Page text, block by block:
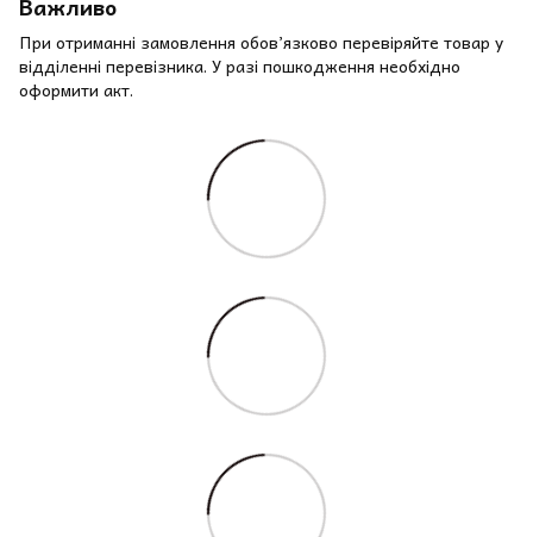
Важливо
При отриманні замовлення обов’язково перевіряйте товар у
відділенні перевізника. У разі пошкодження необхідно
оформити акт.